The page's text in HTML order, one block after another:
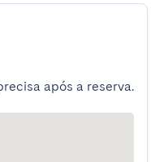
após a reserva.